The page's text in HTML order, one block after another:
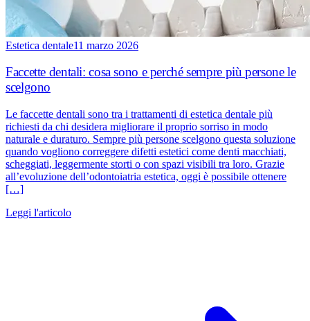
Estetica dentale11 marzo 2026
Faccette dentali: cosa sono e perché sempre più persone le
scelgono
Le faccette dentali sono tra i trattamenti di estetica dentale più
richiesti da chi desidera migliorare il proprio sorriso in modo
naturale e duraturo. Sempre più persone scelgono questa soluzione
quando vogliono correggere difetti estetici come denti macchiati,
scheggiati, leggermente storti o con spazi visibili tra loro. Grazie
all’evoluzione dell’odontoiatria estetica, oggi è possibile ottenere
[…]
Leggi l'articolo